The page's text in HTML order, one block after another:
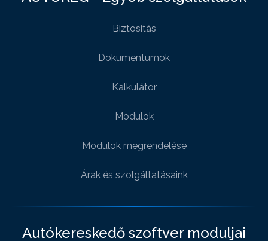
Biztositás
Dokumentumok
Kalkulátor
Modulok
Modulok megrendelése
Árak és szolgáltatásaink
Autókereskedő szoftver moduljai